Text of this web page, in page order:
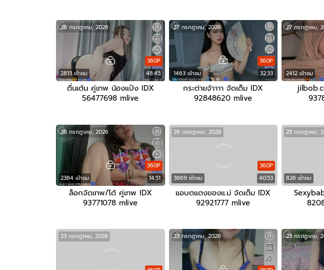
2813 เข้าชม 48:45
360P
28 กรกฎาคม, 2026
ตื่นเต้น คู่เทพ น้องแป้ง IDX
56477698 mlive
1463 เข้าชม 32:33
360P
27 กรกฎาคม, 2026
กระต่ายจ้าาาา จัดเต็ม IDX
92848620 mlive
2412 เข้าชม
27 กรกฎาคม,
2384 เข้าชม 14:51
360P
26 กรกฎาคม, 2026
ล็อกจัดเทพ/โด้ คู่เทพ IDX
93771078 mlive
3869 เข้าชม 40:53
360P
26 กรกฎาคม, 2026
แอบตแตงของแ.ม่ จัดเต็ม IDX
92921777 mlive
826 เข้าชม
25 กรกฎาคม,
23 กรกฎาคม, 2026 23 กรกฎาคม, 2026 23 กรกฎาคม,